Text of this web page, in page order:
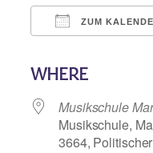
ZUM
WHERE
Musikschule
Musikschule,
3664,